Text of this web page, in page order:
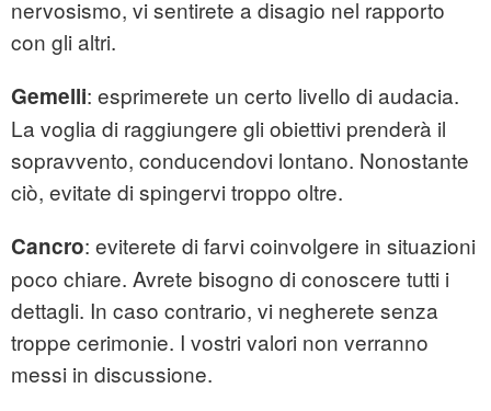
nervosismo, vi sentirete a disagio nel rapporto
con gli altri.
Gemelli: esprimerete un certo livello di audacia.
La voglia di raggiungere gli obiettivi prenderà il
sopravvento, conducendovi lontano. Nonostante
ciò, evitate di spingervi troppo oltre.
Cancro: eviterete di farvi coinvolgere in situazioni
poco chiare. Avrete bisogno di conoscere tutti i
dettagli. In caso contrario, vi negherete senza
troppe cerimonie. I vostri valori non verranno
messi in discussione.